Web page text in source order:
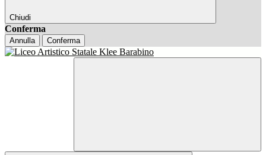
Chiudi
Conferma
Annulla Conferma